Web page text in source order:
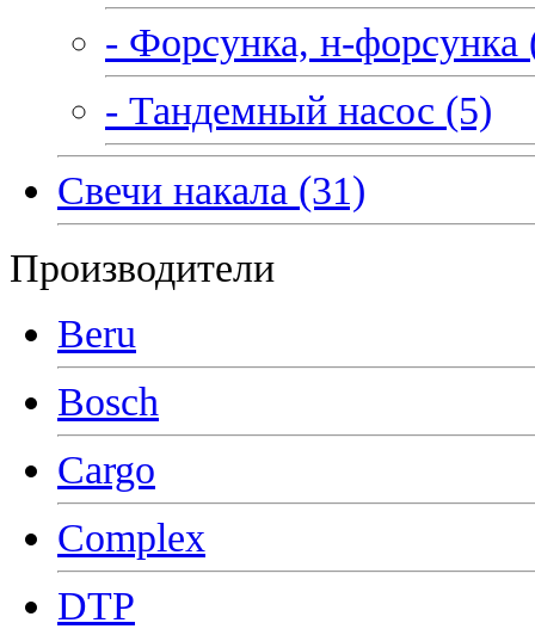
- Форсунка, н-форсунка
- Тандемный насос (5)
Свечи накала (31)
Производители
Beru
Bosch
Cargo
Complex
DTP